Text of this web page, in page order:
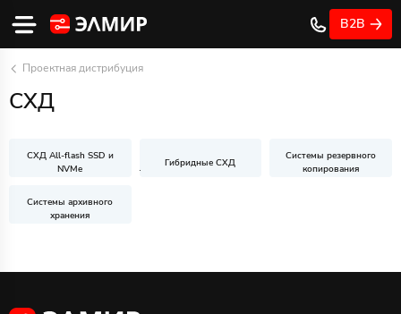
B2B
Проектная дистрибуция
СХД
СХД All-flash SSD и
NVMe
Гибридные СХД
Системы резервного
копирования
Системы архивного
хранения